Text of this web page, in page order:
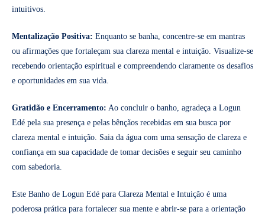
intuitivos.
Mentalização Positiva: Enquanto se banha, concentre-se em mantras
ou afirmações que fortaleçam sua clareza mental e intuição. Visualize-se
recebendo orientação espiritual e compreendendo claramente os desafios
e oportunidades em sua vida.
Gratidão e Encerramento: Ao concluir o banho, agradeça a Logun
Edé pela sua presença e pelas bênçãos recebidas em sua busca por
clareza mental e intuição. Saia da água com uma sensação de clareza e
confiança em sua capacidade de tomar decisões e seguir seu caminho
com sabedoria.
Este Banho de Logun Edé para Clareza Mental e Intuição é uma
poderosa prática para fortalecer sua mente e abrir-se para a orientação